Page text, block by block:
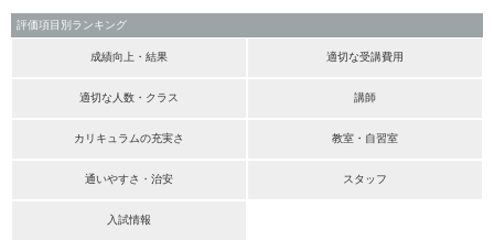
評価項目別ランキング
成績向上・結果 適切な受講費用
適切な人数・クラス 講師
カリキュラムの充実さ 教室・自習室
通いやすさ・治安 スタッフ
入試情報